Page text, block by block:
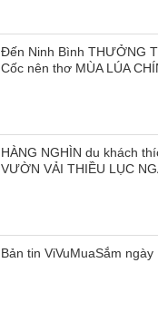
Đến Ninh Bình THƯỞNG
Cốc nên thơ MÙA LÚA
HÀNG NGHÌN du khách
VƯỜN VẢI THIỀU LỤC
Bản tin ViVuMuaSắm ngày